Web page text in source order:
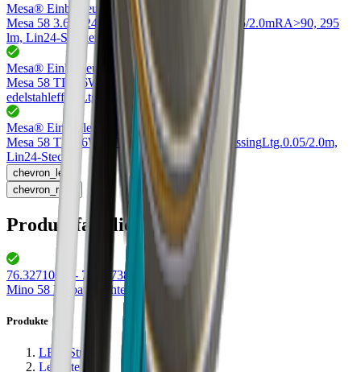
Mesa® Einbauleuchten
76.32792.40
Mesa 58 3.6W/24V DC 4000K
weiss, Ltg.0.05/2.0mRA>90, 295
lm, Lin24-Stecker
Mesa® Einbauleuchten
76.32703.00
Mesa 58 TL 3.6W/24V DC2700-6000K,
edelstahleffekt
Ltg.0.05/2.0m, Lin24-Stecker
Mesa® Einbauleuchten76.32708.00
Mesa 58 TL 3.6W/24V DC
2700-6000K, MessingLtg.0.05/2.0m,
Lin24-Stecker
chevron_left
chevron_right
Produktfamilie Mino
76.32710.30 - 76.32738.40
Mino 58 Einbauleuchten
Produkte
LED-Strips
Leuchten